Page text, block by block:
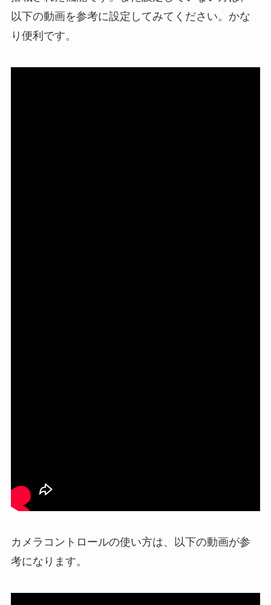
以下の動画を参考に設定してみてください。かな
り便利です。
カメラコントロールの使い方は、以下の動画が参
考になります。